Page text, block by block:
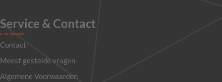
Service & Contact
Contact
Meest gestelde vragen
Algemene Voorwaarden